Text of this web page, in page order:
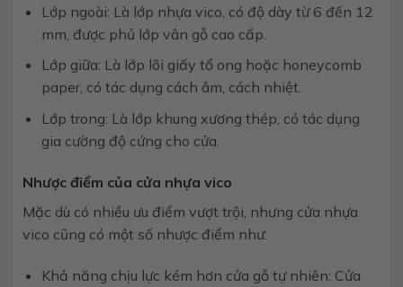
Lớp ngoài: Là lớp nhựa vico, có độ dày từ 6 đến 12
mm, được phủ lớp vân gỗ cao cấp.
Lớp giữa: Là lớp lõi giấy tổ ong hoặc honeycomb
paper, có tác dụng cách âm, cách nhiệt.
Lớp trong: Là lớp khung xương thép, có tác dụng
gia cường độ cứng cho cửa.
Nhược điểm của cửa nhựa vico
Mặc dù có nhiều ưu điểm vượt trội, nhưng cửa nhựa
vico cũng có một số nhược điểm như:
Khả năng chịu lực kém hơn cửa gỗ tự nhiên: Cửa